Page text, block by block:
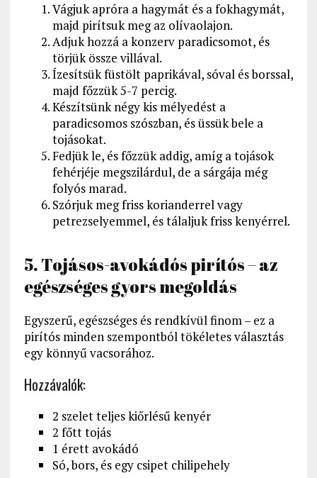
Vágjuk apróra a hagymát és a fokhagymát,
majd pirítsuk meg az olívaolajon.
Adjuk hozzá a konzerv paradicsomot, és
törjük össze villával.
Ízesítsük füstölt paprikával, sóval és borssal,
majd főzzük 5-7 percig.
Készítsünk négy kis mélyedést a
paradicsomos szószban, és üssük bele a
tojásokat.
Fedjük le, és főzzük addig, amíg a tojások
fehérjéje megszilárdul, de a sárgája még
folyós marad.
Szórjuk meg friss korianderrel vagy
petrezselyemmel, és tálaljuk friss kenyérrel.
5. Tojásos-avokádós pirítós – az
egészséges gyors megoldás
Egyszerű, egészséges és rendkívül finom – ez a
pirítós minden szempontból tökéletes választás
egy könnyű vacsorához.
Hozzávalók:
2 szelet teljes kiőrlésű kenyér
2 főtt tojás
1 érett avokádó
Só, bors, és egy csipet chilipehely